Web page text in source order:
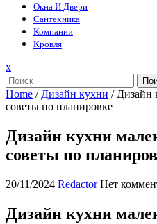
Окна И Двери
Сантехника
Компании
Кровля
xЗакрыть
меню
Home / Дизайн кухни / Дизайн
советы по планировке
Дизайн кухни
советы по
20/11/2024 Redactor Нет
Дизайн кухни